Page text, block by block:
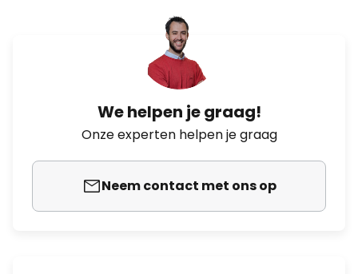
We helpen je graag!
Onze experten helpen je graag
Neem contact met ons op